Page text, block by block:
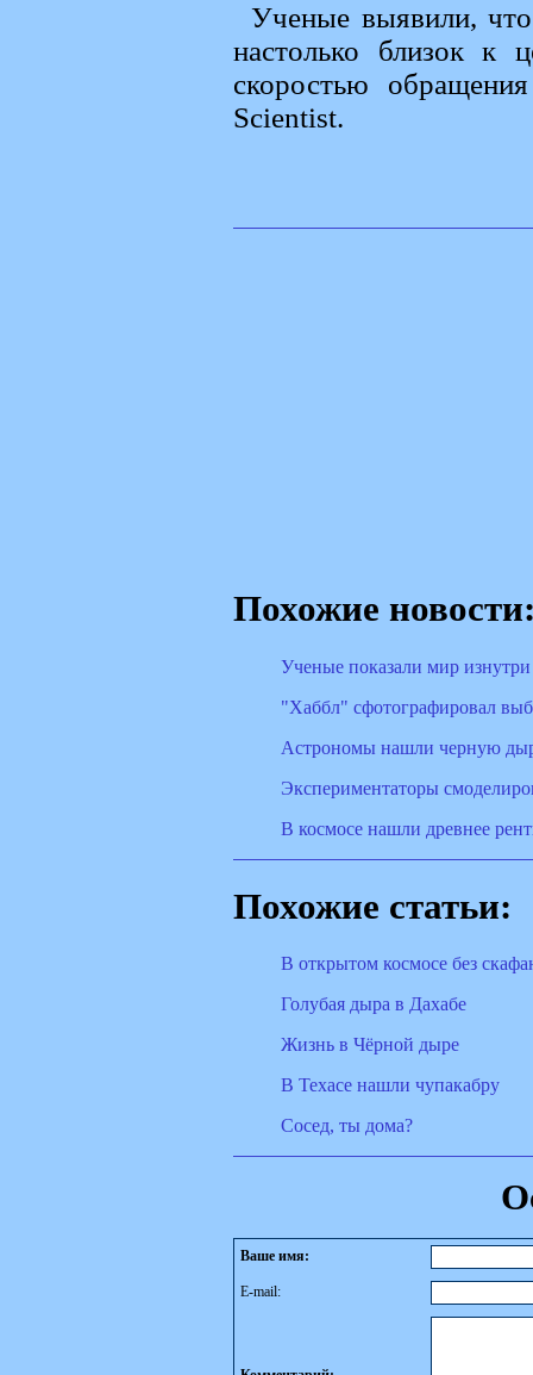
Ученые выявили,
настолько близок к
скоростью
Scientist.
Похожие
Ученые показали мир
"Хаббл" сфотографировал
Астрономы нашли черную
Экспериментаторы
В космосе нашли древнее
Похожие статьи:
В открытом космосе без
Голубая дыра в Дахабе
Жизнь в Чёрной дыре
В Техасе нашли чупакабру
Сосед, ты дома?
Ваше имя:
E-mail: